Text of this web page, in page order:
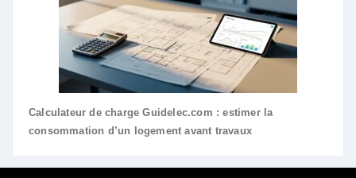
Calculateur de charge Guidelec.com : estimer la
consommation d’un logement avant travaux